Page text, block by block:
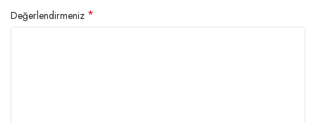
Değerlendirmeniz *